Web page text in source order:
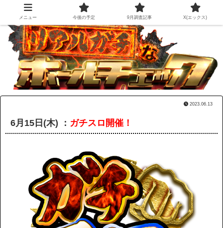
2023.06.13
6月15日(木) ： ガチスロ開催！
メニュー 今後の予定 9月調査記事 X(エックス)